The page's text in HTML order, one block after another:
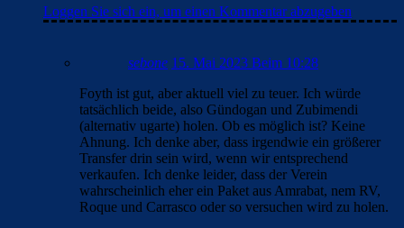
Loggen Sie sich ein, um einen Kommentar abzugeben
sebone 15. Mai 2023 Beim 10:28
Foyth ist gut, aber aktuell viel zu teuer. Ich würde
tatsächlich beide, also Gündogan und Zubimendi
(alternativ ugarte) holen. Ob es möglich ist? Keine
Ahnung. Ich denke aber, dass irgendwie ein größerer
Transfer drin sein wird, wenn wir entsprechend
verkaufen. Ich denke leider, dass der Verein
wahrscheinlich eher ein Paket aus Amrabat, nem RV,
Roque und Carrasco oder so versuchen wird zu holen.